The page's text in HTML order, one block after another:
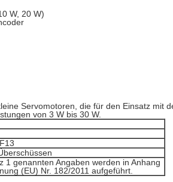
W, 20 W)
Servomotoren, die für den Einsatz mit
von 3 W bis 30 W.
1 genannten Angaben werden in Anhang
(EU) Nr. 182/2011 aufgeführt.